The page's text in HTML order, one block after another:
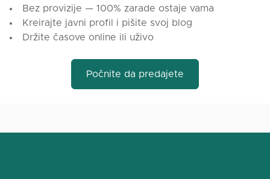
Bez provizije — 100% zarade ostaje vama
Kreirajte javni profil i pišite svoj blog
Držite časove online ili uživo
Počnite da predajete